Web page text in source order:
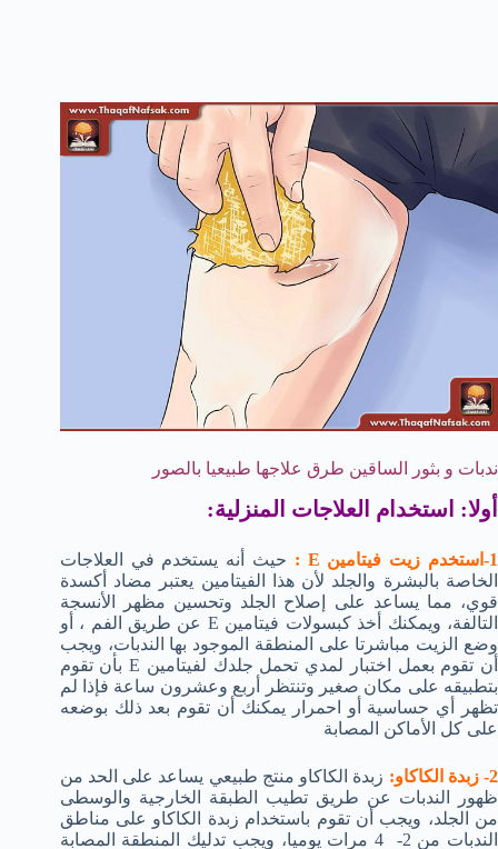
ندبات و بثور الساقين طرق علاجها طبيعيا بالصور
أولا: استخدام العلاجات المنزلية:
1-استخدم زيت فيتامين E :
حيث أنه يستخدم في العلاجات
الخاصة بالبشرة والجلد لأن هذا الفيتامين يعتبر مضاد أكسدة
قوي، مما يساعد على إصلاح الجلد وتحسين مظهر الأنسجة
التالفة، ويمكنك أخذ كبسولات فيتامين E عن طريق الفم ، أو
وضع الزيت مباشرتا على المنطقة الموجود بها الندبات، ويجب
أن تقوم بعمل اختبار لمدي تحمل جلدك لفيتامين E بأن تقوم
بتطبيقه على مكان صغير وتنتظر أربع وعشرون ساعة فإذا لم
تظهر أي حساسية أو احمرار يمكنك أن تقوم بعد ذلك بوضعه
على كل الأماكن المصابة
2- زبدة الكاكاو:
زبدة الكاكاو منتج طبيعي يساعد على الحد من
ظهور الندبات عن طريق تطيب الطبقة الخارجية والوسطى
من الجلد، ويجب أن تقوم باستخدام زبدة الكاكاو على مناطق
الندبات من 2- 4 مرات يوميا، ويجب تدليك المنطقة المصابة